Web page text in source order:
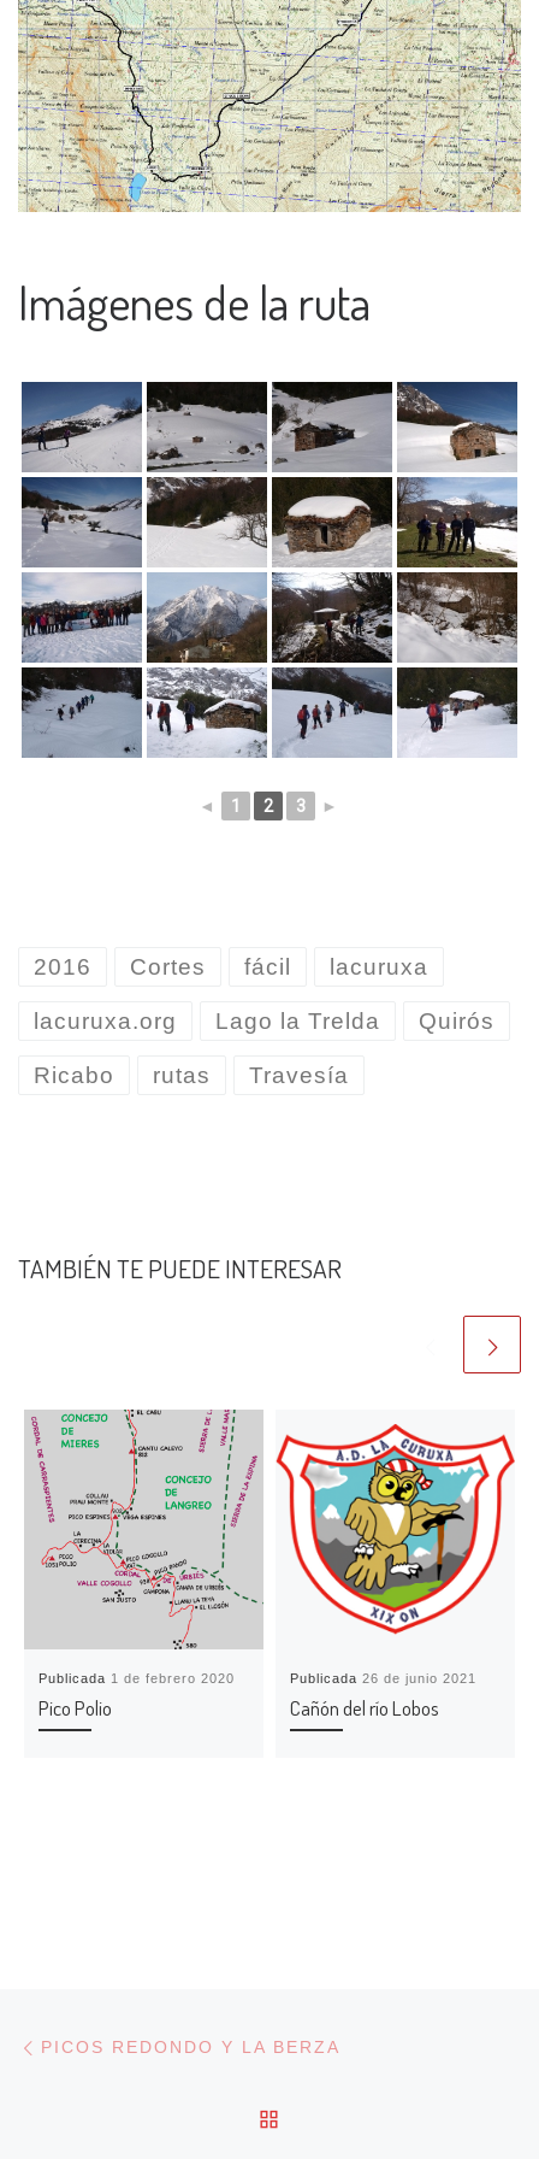
Imágenes de la ruta
◄ 1 2 3 ►
2016 Cortes fácil lacuruxa
lacuruxa.org Lago la Trelda Quirós
Ricabo rutas Travesía
TAMBIÉN TE PUEDE INTERESAR
Publicada 1 de febrero 2020
Pico Polio
Publicada26 de junio 2021
Cañón del río Lobos
Navegación de entradas
PICOS REDONDO Y LA BERZA